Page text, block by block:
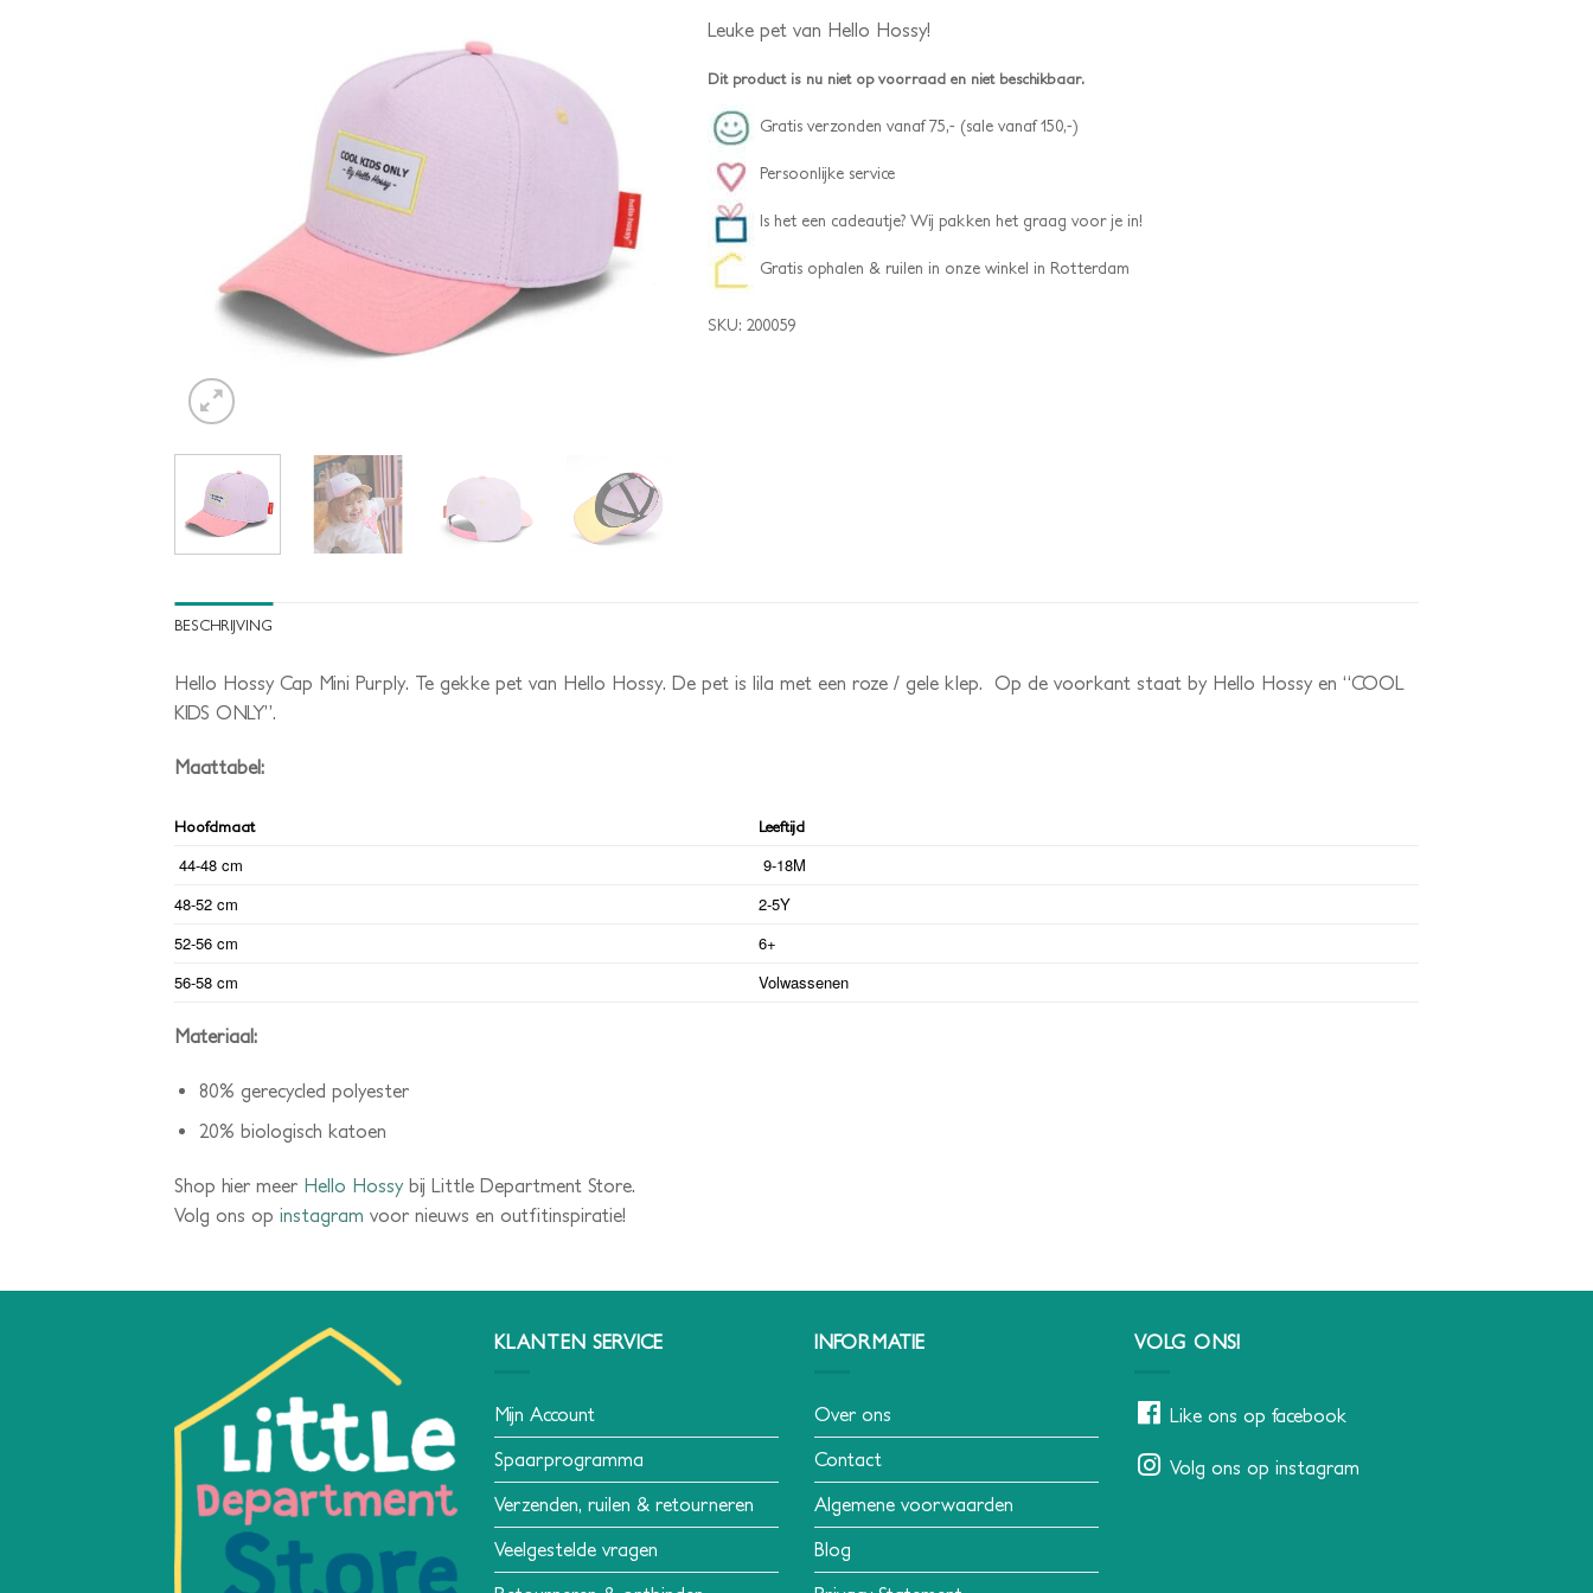
Leuke pet van Hello Hossy!
Dit product is nu niet op voorraad en niet beschikbaar.
Gratis verzonden vanaf 75,- (sale vanaf 150,-)
Persoonlijke service
Is het een cadeautje? Wij pakken het graag voor je in!
Gratis ophalen & ruilen in onze winkel in Rotterdam
SKU: 200059
BESCHRIJVING
Hello Hossy Cap Mini Purply. Te gekke pet van Hello Hossy. De pet is lila met een roze / gele klep. Op de voorkant staat by Hello Hossy en “COOL
KIDS ONLY”.
Maattabel:
Hoofdmaat Leeftijd
44-48 cm
9-18M
48-52 cm
2-5Y
52-56 cm
6+
56-58 cm
Volwassenen
Materiaal:
80% gerecycled polyester
20% biologisch katoen
Shop hier meer Hello Hossy bij Little Department Store.
Volg ons op instagram voor nieuws en outfitinspiratie!
KLANTEN SERVICE
Mijn Account
Spaarprogramma
Verzenden, ruilen & retourneren
Veelgestelde vragen
INFORMATIE
Over ons
Contact
Algemene voorwaarden
Blog
VOLG ONS!
Like ons op facebook
Volg ons op instagram